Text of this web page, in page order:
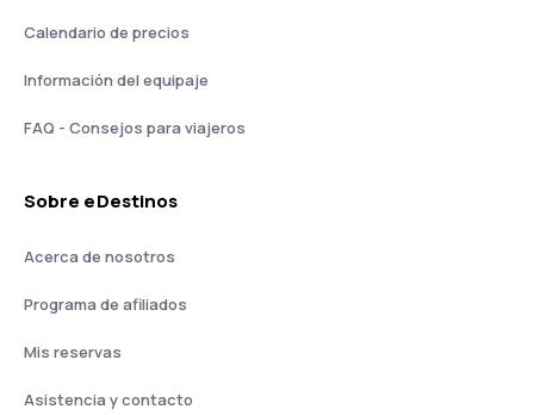
Calendario de precios
Información del equipaje
FAQ - Consejos para viajeros
Sobre eDestinos
Acerca de nosotros
Programa de afiliados
Mis reservas
Asistencia y contacto